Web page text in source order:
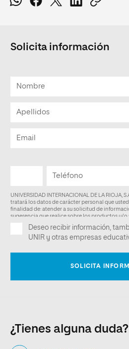
Solicita información
¿Tienes alguna duda?